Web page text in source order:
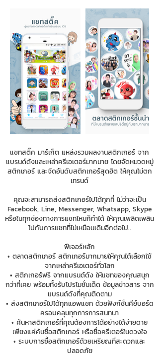
แชทสติ๊ค มาร์เก็ต แหล่งรวมผลงานสติกเกอร์ จาก
แบรนด์ดังและเหล่าครีเอเตอร์มากมาย โดยจัดหมวดหมู่
สติกเกอร์ และจัดอันดับสติกเกอร์สุดฮิต ให้คุณไม่ตก
เทรนด์
คุณจะสามารถส่งสติกเกอร์ไปได้ทุกที่ ไม่ว่าจะเป็น
Facebook, Line, Messenger, Whatsapp, Skype
หรือในทุกช่องทางการแชทไหนก็ทำได้ ให้คุณเพลิดเพลิน
ไปกับการแชทที่ไม่เหมือนเดิมอีกต่อไป..
ฟีเจอร์หลัก
• ตลาดสติกเกอร์ สติกเกอร์มากมายให้คุณได้เลือกใช้
จากเหล่าครีเอเตอร์ทั่วโลก
• สติกเกอร์ฟรี จากแบรนด์ดัง ให้แชทของคุณสนุก
กว่าที่เคย พร้อมทั้งรับโปรโมชั่นเด็ด ข้อมูลข่าวสาร จาก
แบรนด์ดังที่คุณติดตาม
• ส่งสติกเกอร์ไปได้ทุกแอพแชท ด้วยฟังก์ชั่นคีย์บอร์ด
ครอบคลุมทุกการการสนทนา
• ค้นหาสติกเกอร์ที่คุณต้องการได้อย่างได้ง่ายดาย
เพียงแค่ค้นชื่อสติกเกอร์ หรือชื่อครีเตอร์ในดวงใจ
• ระบบการซื้อสติกเกอร์ด้วยเหรียญที่สะดวกและ
ปลอดภัย